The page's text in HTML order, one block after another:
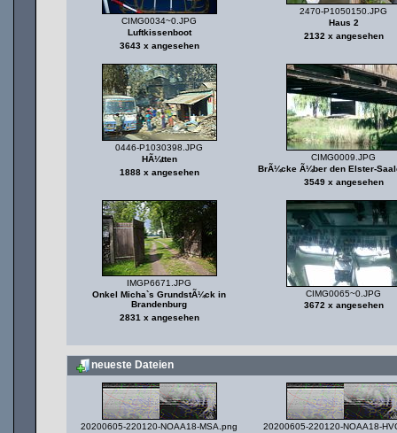
CIMG0034~0.JPG
Luftkissenboot
3643 x angesehen
2470-P1050150.JPG
Haus 2
2132 x angesehen
0446-P1030398.JPG
HÃ¼tten
1888 x angesehen
CIMG0009.JPG
BrÃ¼cke Ã¼ber den Elster-
3549 x angesehen
IMGP6671.JPG
Onkel Micha`s GrundstÃ¼ck in
Brandenburg
2831 x angesehen
CIMG0065~0.JPG
3672 x angesehen
neueste Dateien
20200605-220120-NOAA18-MSA.png
20200605-220120-NOAA18-